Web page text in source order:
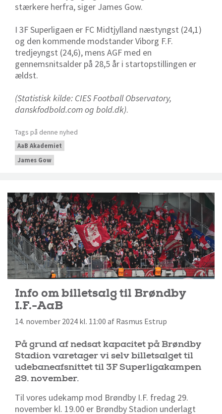
stærkere herfra, siger James Gow.
I 3F Superligaen er FC Midtjylland næstyngst (24,1)
og den kommende modstander Viborg F.F.
tredjeyngst (24,6), mens AGF med en
gennemsnitsalder på 28,5 år i startopstillingen er
ældst.
(Statistisk kilde: CIES Football Observatory,
danskfodbold.com og bold.dk).
Tags på denne nyhed
AaB Akademiet
James Gow
Info om billetsalg til Brøndby
I.F.-AaB
14. november 2024 kl. 11:00 af Rasmus Estrup
På grund af nedsat kapacitet på Brøndby
Stadion varetager vi selv billetsalget til
udebaneafsnittet til 3F Superligakampen
29. november.
Til vores udekamp mod Brøndby I.F. fredag 29.
november kl. 19.00 er Brøndby Stadion underlagt